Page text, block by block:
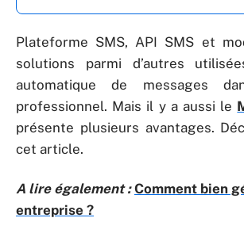
Plateforme SMS, API SMS et
solutions parmi d’autres
automatique de messages
professionnel. Mais il y a aussi le
présente plusieurs avantages.
cet article.
A lire également : Comment bien
entreprise ?